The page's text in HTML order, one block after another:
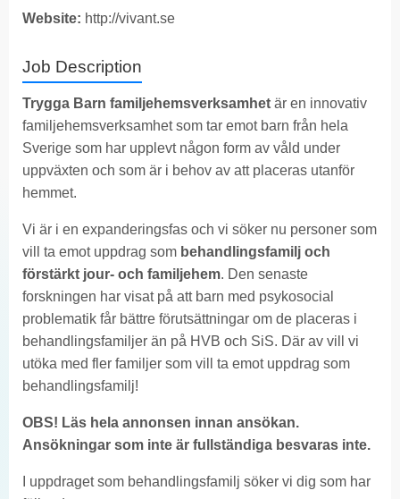
Website: http://vivant.se
Job Description
Trygga Barn familjehemsverksamhet är en innovativ
familjehemsverksamhet som tar emot barn från hela
Sverige som har upplevt någon form av våld under
uppväxten och som är i behov av att placeras utanför
hemmet.
Vi är i en expanderingsfas och vi söker nu personer som
vill ta emot uppdrag som behandlingsfamilj och
förstärkt jour- och familjehem. Den senaste
forskningen har visat på att barn med psykosocial
problematik får bättre förutsättningar om de placeras i
behandlingsfamiljer än på HVB och SiS. Där av vill vi
utöka med fler familjer som vill ta emot uppdrag som
behandlingsfamilj!
OBS! Läs hela annonsen innan ansökan.
Ansökningar som inte är fullständiga besvaras inte.
I uppdraget som behandlingsfamilj söker vi dig som har